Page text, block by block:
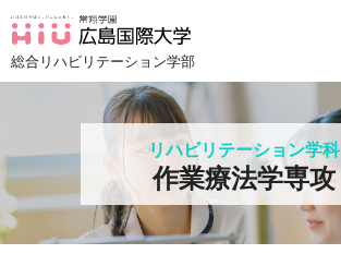
総合リハビリテーション学部
リハビリテーション学科
作業療法学専攻